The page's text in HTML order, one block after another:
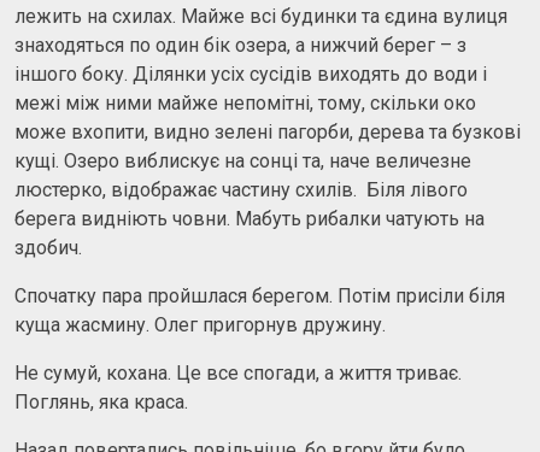
лежить на схилах. Майже всі будинки та єдина вулиця
знаходяться по один бік озера, а нижчий берег – з
іншого боку. Ділянки усіх сусідів виходять до води і
межі між ними майже непомітні, тому, скільки око
може вхопити, видно зелені пагорби, дерева та бузкові
кущі. Озеро виблискує на сонці та, наче величезне
люстерко, відображає частину схилів. Біля лівого
берега видніють човни. Мабуть рибалки чатують на
здобич.
Спочатку пара пройшлася берегом. Потім присіли біля
куща жасмину. Олег пригорнув дружину.
Не сумуй, кохана. Це все спогади, а життя триває.
Поглянь, яка краса.